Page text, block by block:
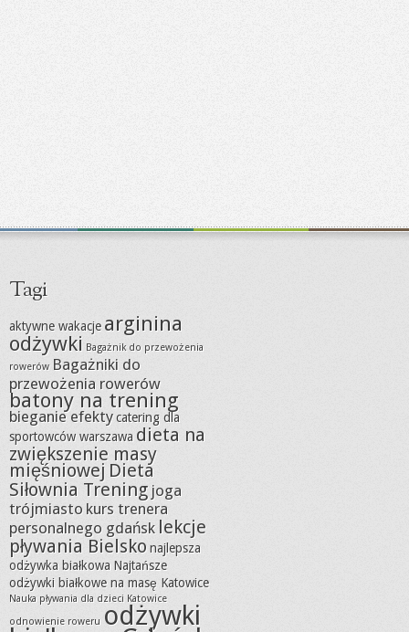
Tagi
aktywne wakacje arginina
odżywki Bagażnik do przewożenia
rowerów Bagażniki do
przewożenia rowerów
batony na trening
bieganie efektycatering dla
sportowców warszawa dieta na
zwiększenie masy
mięśniowej Dieta
Siłownia Trening joga
trójmiasto kurs trenera
personalnego gdańsk lekcje
pływania Bielskonajlepsza
odżywka białkowa Najtańsze
odżywki białkowe na masę Katowice
Nauka pływania dla dzieci Katowice
odnowienie roweru odżywki